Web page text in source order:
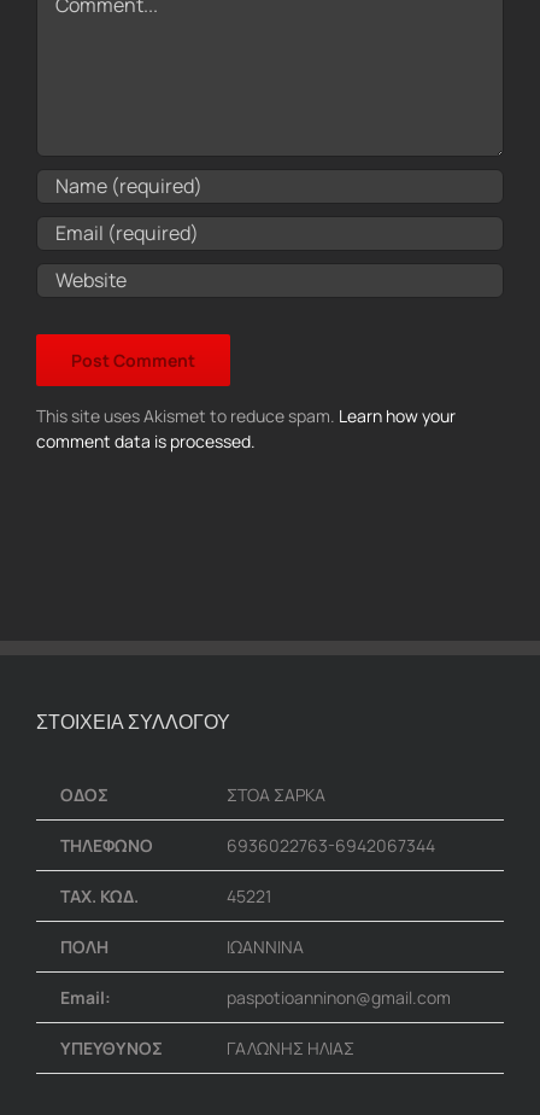
This site uses Akismet to reduce spam. Learn how your
comment data is processed.
ΣΤΟΙΧΕΙΑ ΣΥΛΛΟΓΟΥ
ΟΔΟΣ ΣΤΟΑ ΣΑΡΚΑ
ΤΗΛΕΦΩΝΟ 6936022763-6942067344
ΤΑΧ. ΚΩΔ. 45221
ΠΟΛΗ ΙΩΑΝΝΙΝΑ
Email: paspotioanninon@gmail.com
ΥΠΕΥΘΥΝΟΣ ΓΑΛΩΝΗΣ ΗΛΙΑΣ